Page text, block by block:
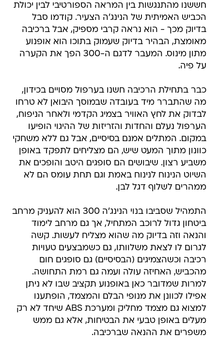
חששנו מהתנגשות בין המראה הספורטיבי לבין יכולת
הכביש האמיתית של הנינג'ה הצעיר. קודמו סבל
בדיוק מכך - הוא נראה קרבי מספיק, אבל ברכיבה
מאומצת, הבהיר בדיוק שעמוק בתוכו הוא אופנוע
מתון מינוס. המעבר לדגם ה-300 הפך את הקערה
על פיה.
כבר בתחילת הרכיבה חשנו בערפול מסויים בכידון,
מה שהתברר מיד בעובדה שבמוסך היבואן לא טרחו
לבדוק את לחץ האוויר בצמיג הקדמי ולאחר הניפוח,
הערפול נעלם והחדות והזריזות של ההיגוי הופיעו
במקום. המתלים אמנם בסיסיים, אבל גם ללא משחקי
כוונון מתוך המעט שיש, הם מצליחים לתפקד באופן
משביע רצון. שיבושים הם סופגים היטב והופכים את
השיוט הנינוח לנינוח באמת וגם תחת עומס הם לא
ממהרים לשלוף דגל לבן.
התמהיל שסביבו בנוי הנינג'ה 300 הוא להעניק מרחב
ביטחון גדול לרוכב המתחיל, אך גם מרחב לימוד
והנאה וזה בדיוק מה שהוא מצליח לעשות. קשה
לגרום לו לצאת משלוותו, גם כשמבצעים טעויות
רכיבה וכשהצמיגים (הבסיסיים) גם סופגים חום
מהכביש, האחיזה עולה ועמה גם רמת התחושה.
למרות שמדובר כאן באופנוע תקציב שבו לא ניתן
אפילו לכוונן את מנופי הבלם והמצמד, הופתענו
למצוא גם מצמד מחליק ומערכת ABS שיחד לא רק
מעלים באופן טבעי את הבטיחות, אלא גם ממש
משפרים את ההנאה שברכיבה.